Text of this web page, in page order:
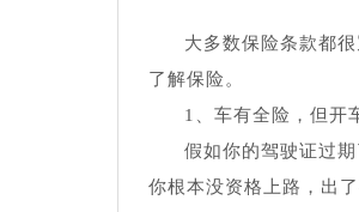
大多数保险条款都
了解保险。
1、车有全险，但开
假如你的驾驶证过
你根本没资格上路，出